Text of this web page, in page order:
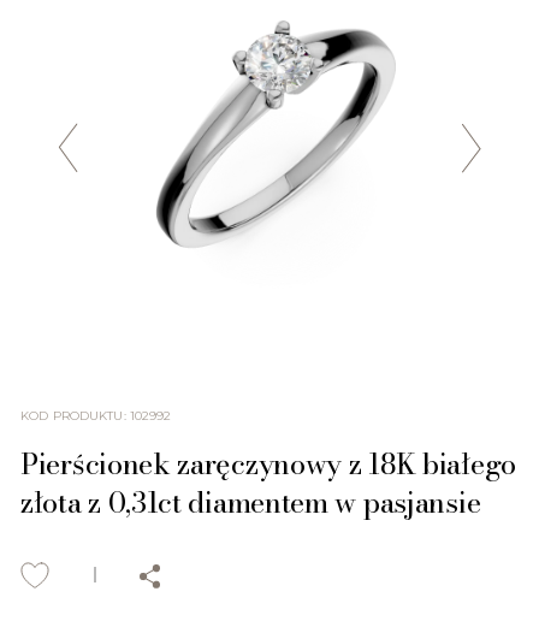
KOD PRODUKTU: 102992
Pierścionek zaręczynowy z 18K białego
złota z 0,31ct diamentem w pasjansie